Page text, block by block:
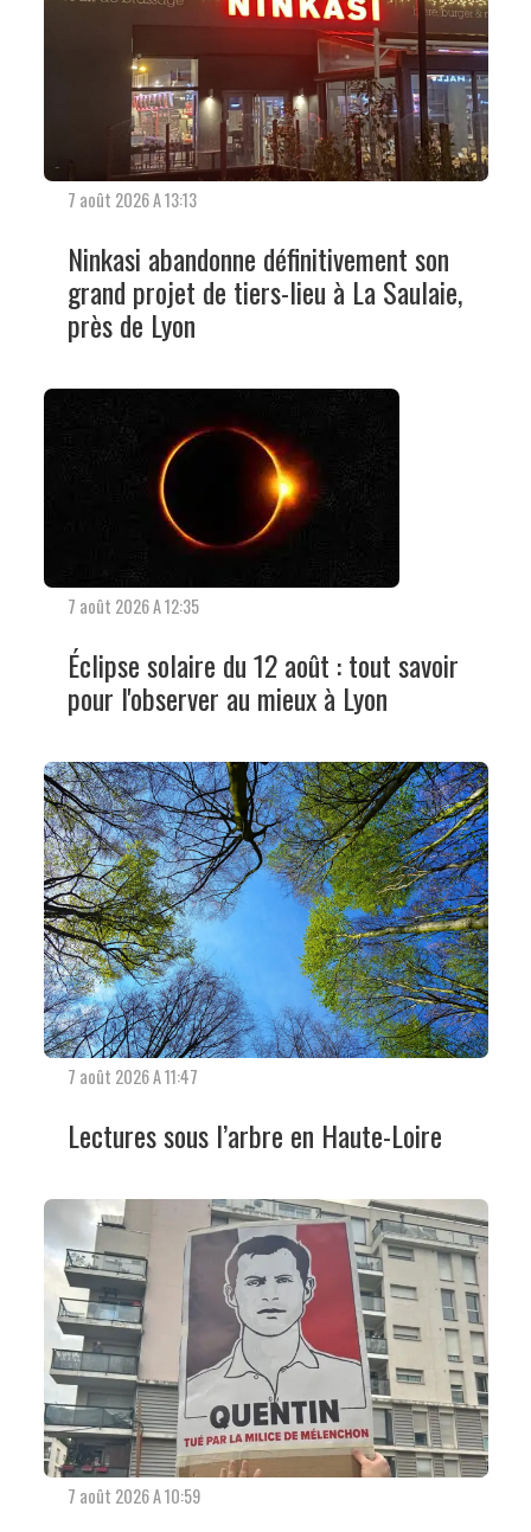
7 août 2026 A 13:13
Ninkasi abandonne définitivement son
grand projet de tiers-lieu à La Saulaie,
près de Lyon
7 août 2026 A 12:35
Éclipse solaire du 12 août : tout savoir
pour l'observer au mieux à Lyon
7 août 2026 A 11:47
Lectures sous l’arbre en Haute-Loire
7 août 2026 A 10:59